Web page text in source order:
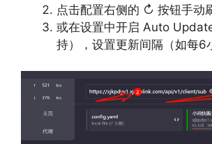
点击配置右侧的 ↻ 按钮手动
或在设置中开启 Auto
持），设置更新间隔（如每6